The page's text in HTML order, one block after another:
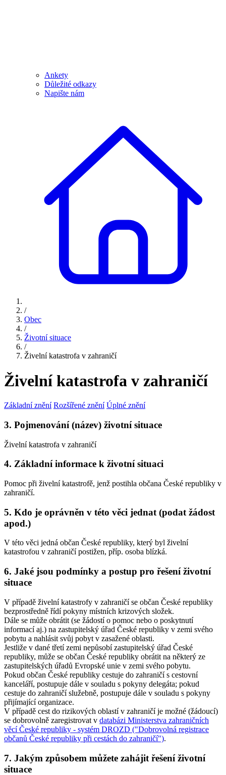
Ankety
Důležité odkazy
Napište nám
/
Obec
/
Životní situace
/
Živelní katastrofa v zahraničí
Živelní katastrofa v zahraničí
Základní znění Rozšířené znění Úplné znění
3. Pojmenování (název) životní situace
Živelní katastrofa v zahraničí
4. Základní informace k životní situaci
Pomoc při živelní katastrofě, jenž postihla občana České republiky v
zahraničí.
5. Kdo je oprávněn v této věci jednat (podat žádost
apod.)
V této věci jedná občan České republiky, který byl živelní
katastrofou v zahraničí postižen, příp. osoba blízká.
6. Jaké jsou podmínky a postup pro řešení životní
situace
V případě živelní katastrofy v zahraničí se občan České republiky
bezprostředně řídí pokyny místních krizových složek.
Dále se může obrátit (se žádostí o pomoc nebo o poskytnutí
informací aj.) na zastupitelský úřad České republiky v zemi svého
pobytu a nahlásit svůj pobyt v zasažené oblasti.
Jestliže v dané třetí zemi nepůsobí zastupitelský úřad České
republiky, může se občan České republiky obrátit na některý ze
zastupitelských úřadů Evropské unie v zemi svého pobytu.
Pokud občan České republiky cestuje do zahraničí s cestovní
kanceláří, postupuje dále v souladu s pokyny delegáta; pokud
cestuje do zahraničí služebně, postupuje dále v souladu s pokyny
přijímající organizace.
V případě cest do rizikových oblastí v zahraničí je možné (žádoucí)
se dobrovolně zaregistrovat v databázi Ministerstva zahraničních
věcí České republiky - systém DROZD ("Dobrovolná registrace
občanů České republiky při cestách do zahraničí").
7. Jakým způsobem můžete zahájit řešení životní
situace